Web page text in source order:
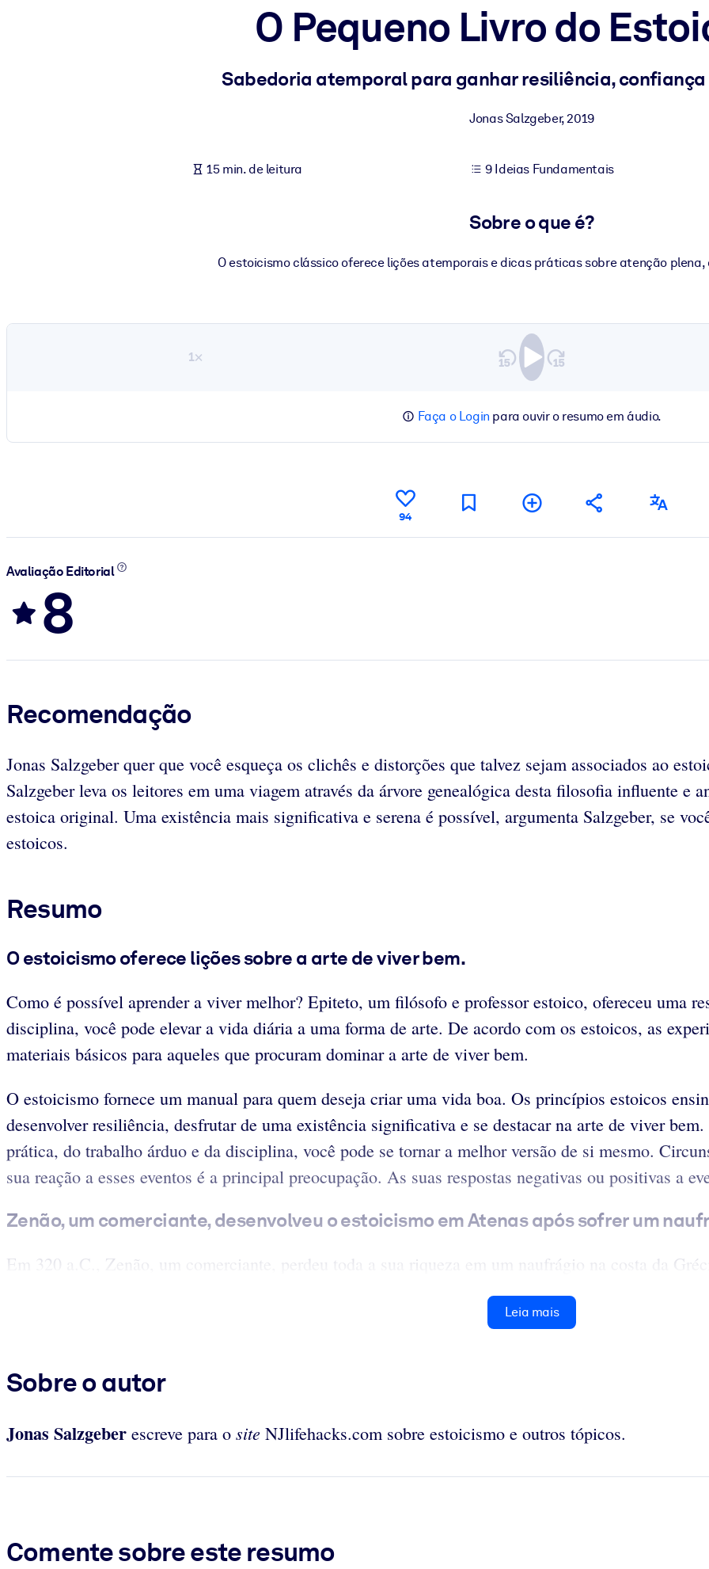
Enriqueça sua biblioteca corporativa com conhecimento de negócios confiável e pronto para uso.
Alimente seus sistemas de IA com conhecimento confiável e estruturado para melhorar os resultados.
O Pequeno Livro do
Sabedoria atemporal para ganhar resiliência,
Jonas Salzgeber,2019
15 min. de leitura 9 Ideias Fundamentais
Sobre o que é?
O estoicismo clássico oferece lições atemporais e dicas práticas sobre atenção
1×
Faça o Login para ouvir o resumo em áudio.
94
Avaliação Editorial
8
Recomendação
Jonas Salzgeber quer que você esqueça os clichês e distorções que talvez sejam associados ao
Salzgeber leva os leitores em uma viagem através da árvore genealógica desta filosofia influente e
estoica original. Uma existência mais significativa e serena é possível, argumenta Salzgeber, se
estoicos.
Resumo
O estoicismo oferece lições sobre a arte de viver bem.
Como é possível aprender a viver melhor? Epiteto, um filósofo e professor estoico, ofereceu uma
disciplina, você pode elevar a vida diária a uma forma de arte. De acordo com os estoicos, as
materiais básicos para aqueles que procuram dominar a arte de viver bem.
O estoicismo fornece um manual para quem deseja criar uma vida boa. Os princípios estoicos
desenvolver resiliência, desfrutar de uma existência significativa e se destacar na arte de viver
prática, do trabalho árduo e da disciplina, você pode se tornar a melhor versão de si mesmo.
sua reação a esses eventos é a principal preocupação. As suas respostas negativas ou positivas a
Zenão, um comerciante, desenvolveu o estoicismo em Atenas após sofrer um
Em 320 a.C., Zenão, um comerciante, perdeu toda a sua riqueza em um naufrágio na costa da
Leia mais
Sobre o autor
Jonas Salzgeber escreve para o site NJlifehacks.com sobre estoicismo e outros tópicos.
Comente sobre este resumo